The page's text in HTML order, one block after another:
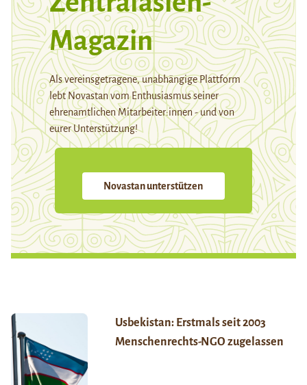
Magazin
Als vereinsgetragene, unabhängige Plattform
lebt Novastan vom Enthusiasmus seiner
ehrenamtlichen Mitarbeiter:innen - und von
eurer Unterstützung!
Novastan unterstützen
Usbekistan: Erstmals seit 2003
Menschenrechts-NGO zugelassen